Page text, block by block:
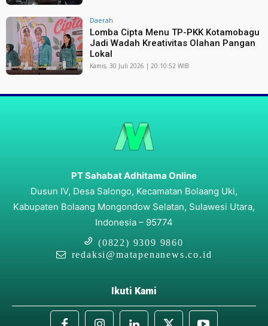
Daerah
Lomba Cipta Menu TP-PKK Kotamobagu
Jadi Wadah Kreativitas Olahan Pangan
Lokal
Kamis, 30 Juli 2026 | 20:10:52 WIB
PT Sahabat Adhitama Online
Dusun IV, Desa Salongo, Kecamatan Bolaang Uki,
Kabupaten Bolaang Mongondow Selatan, Sulawesi Utara,
Indonesia – 95774
(0822) 9309 9860
redaksi@matapenanews.co.id
Ikuti Kami